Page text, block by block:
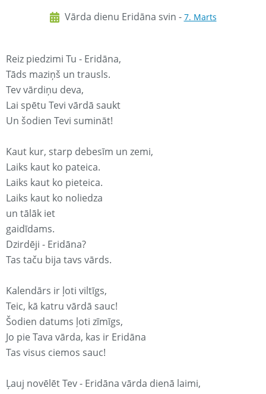
Vārda dienu Eridāna svin - 7. Marts
Reiz piedzimi Tu - Eridāna,
Tāds maziņš un trausls.
Tev vārdiņu deva,
Lai spētu Tevi vārdā saukt
Un šodien Tevi sumināt!
Kaut kur, starp debesīm un zemi,
Laiks kaut ko pateica.
Laiks kaut ko pieteica.
Laiks kaut ko noliedza
un tālāk iet
gaidīdams.
Dzirdēji - Eridāna?
Tas taču bija tavs vārds.
Kalendārs ir ļoti viltīgs,
Teic, kā katru vārdā sauc!
Šodien datums ļoti zīmīgs,
Jo pie Tava vārda, kas ir Eridāna
Tas visus ciemos sauc!
Ļauj novēlēt Tev - Eridāna vārda dienā laimi,